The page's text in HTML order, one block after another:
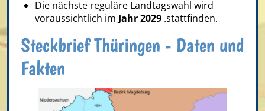
Die nächste reguläre Landtagswahl wird
voraussichtlich im Jahr 2029 .stattfinden.
Steckbrief Thüringen - Daten und
Fakten